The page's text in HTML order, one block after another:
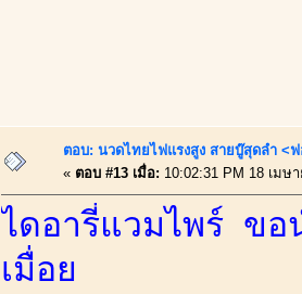
ตอบ: นวดไทยไฟแรงสูง สายบู๊สุดลำ <ฟ
« ตอบ #13 เมื่อ: 10:02:31 PM 18 เมษ
ไดอารี่แวมไพร์ ข
เมื่อย